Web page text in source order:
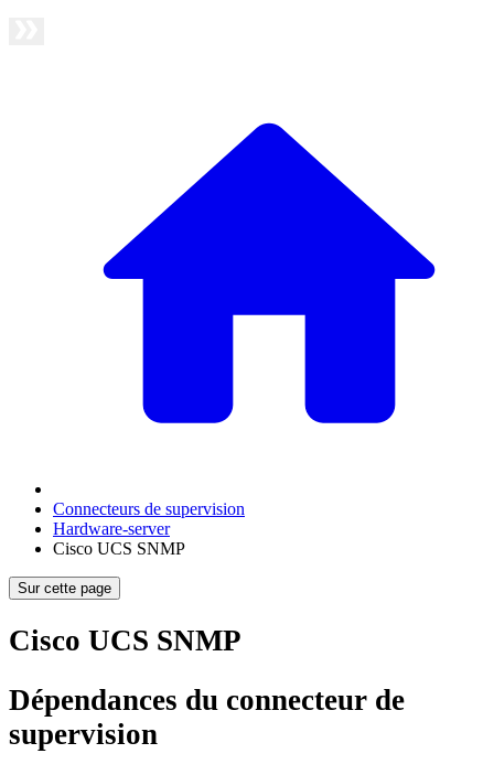
Connecteurs de supervision
Hardware-server
Cisco UCS SNMP
Sur cette page
Cisco UCS SNMP
Dépendances du connecteur de
supervision